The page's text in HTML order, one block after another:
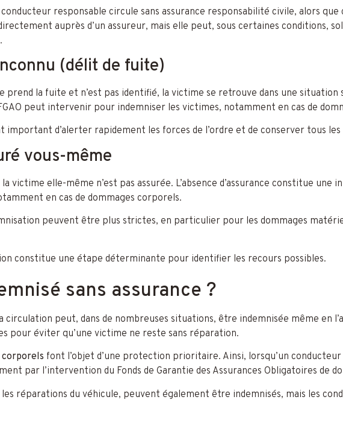
responsable circule sans assurance responsabilité civile, alors
auprès d’un assureur, mais elle peut, sous certaines conditions,
(délit de fuite)
prend la fuite et n’est pas identifié, la victime se retrouve dans une situation
peut intervenir pour indemniser les victimes, notamment en cas de
important d’alerter rapidement les forces de l’ordre et de conserver tous
vous-même
victime elle-même n’est pas assurée. L’absence d’assurance constitue
en cas de dommages corporels.
peuvent être plus strictes, en particulier pour les dommages
constitue une étape déterminante pour identifier les recours possibles.
sans assurance ?
circulation peut, dans de nombreuses situations, être indemnisée même en
pour éviter qu’une victime ne reste sans réparation.
corporels font l’objet d’une protection prioritaire. Ainsi, lorsqu’un
par l’intervention du Fonds de Garantie des Assurances Obligatoires de
réparations du véhicule, peuvent également être indemnisés, mais les